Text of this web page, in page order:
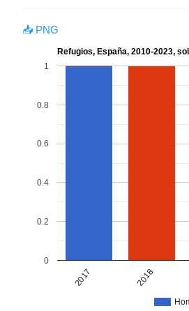
📥 PNG
Refugios, España, 2010-2023,
2017 2018
0
0.2
0.4
0.6
0.8
1